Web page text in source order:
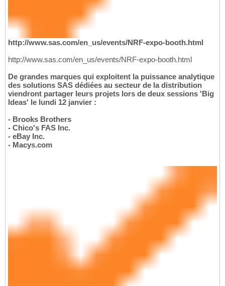
http://www.sas.com/en_us/events/NRF-expo-booth.html
http://www.sas.com/en_us/events/NRF-expo-booth.html
De grandes marques qui exploitent la puissance analytique
des solutions SAS dédiées au secteur de la distribution
viendront partager leurs projets lors de deux sessions 'Big
Ideas' le lundi 12 janvier :
- Brooks Brothers
- Chico's FAS Inc.
- eBay Inc.
- Macys.com